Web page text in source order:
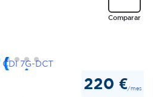
Comparar
220 €/mes